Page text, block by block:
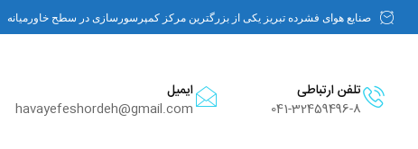
صنایع هوای فشرده تبریز یکی از بزرگترین مرکز کمپرسورسازی در سطح خاورمیانه
تلفن ارتباطی
041-32459496-8
ایمیل
havayefeshordeh@gmail.com